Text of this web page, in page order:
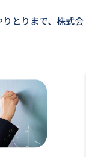
とりまで、株式会